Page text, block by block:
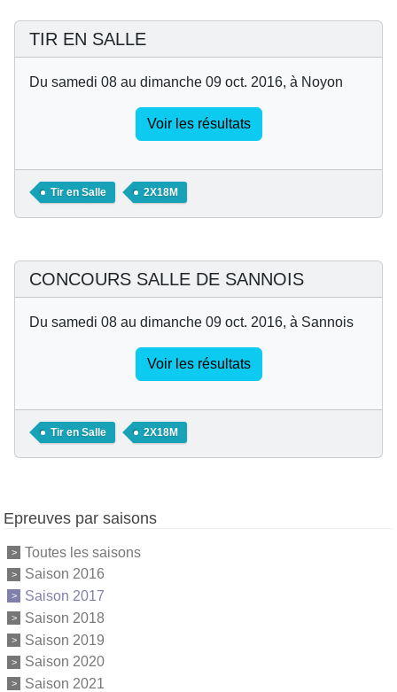
TIR EN SALLE
Du samedi 08 au dimanche 09 oct. 2016, à Noyon
Voir les résultats
Tir en Salle 2X18M
CONCOURS SALLE DE SANNOIS
Du samedi 08 au dimanche 09 oct. 2016, à Sannois
Voir les résultats
Tir en Salle 2X18M
Epreuves par saisons
Toutes les saisons
Saison 2016
Saison 2017
Saison 2018
Saison 2019
Saison 2020
Saison 2021